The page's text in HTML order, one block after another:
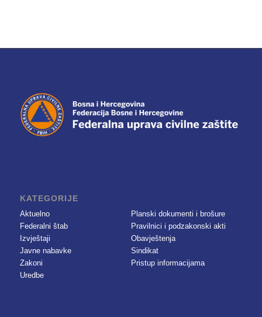
KATEGORIJE
Aktuelno
Federalni štab
Izvještaji
Javne nabavke
Zakoni
Uredbe
Planski dokumenti i brošure
Pravilnici i podzakonski akti
Obavještenja
Sindikat
Pristup informacijama